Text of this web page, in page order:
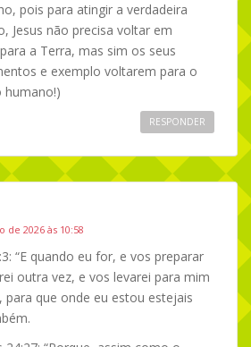
pois para atingir a verdadeira
Jesus não precisa voltar em
a Terra, mas sim os seus
e exemplo voltarem para o
humano!)
RESPONDER
de 2026 às 10:58
“E quando eu for, e vos preparar
outra vez, e vos levarei para mim
para que onde eu estou estejais